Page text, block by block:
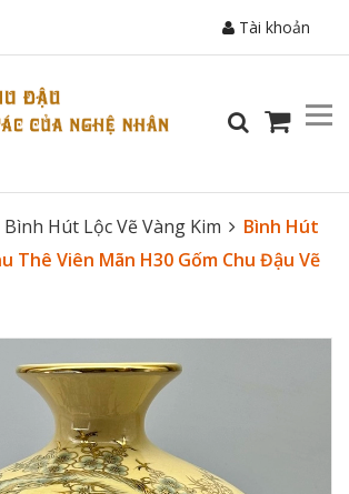
Tài khoản
Bình Hút Lộc Vẽ Vàng Kim
Bình Hút
Thê Viên Mãn H30 Gốm Chu Đậu Vẽ